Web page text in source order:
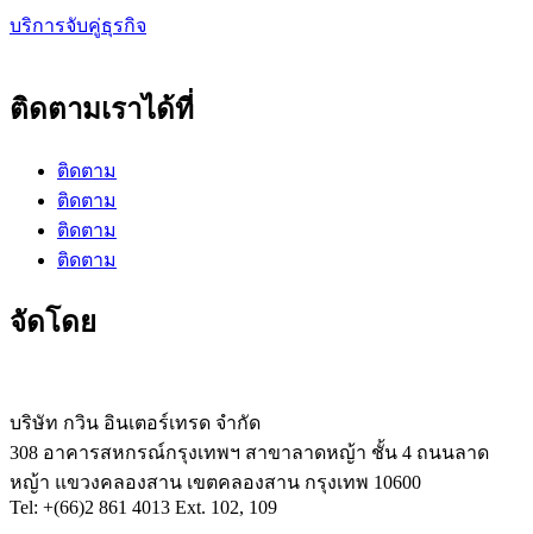
บริการจับคู่ธุรกิจ
ติดตามเราได้ที่
ติดตาม
ติดตาม
ติดตาม
ติดตาม
จัดโดย
บริษัท กวิน อินเตอร์เทรด จำกัด
308 อาคารสหกรณ์กรุงเทพฯ สาขาลาดหญ้า ชั้น 4 ถนนลาด
หญ้า แขวงคลองสาน เขตคลองสาน กรุงเทพ 10600
Tel: +(66)2 861 4013 Ext. 102, 109